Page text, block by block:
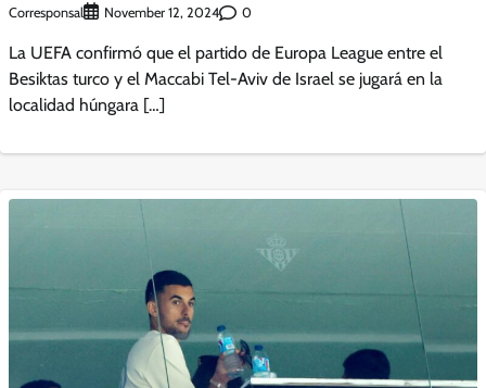
Corresponsal November 12, 2024 0
La UEFA confirmó que el partido de Europa League entre el
Besiktas turco y el Maccabi Tel-Aviv de Israel se jugará en la
localidad húngara […]